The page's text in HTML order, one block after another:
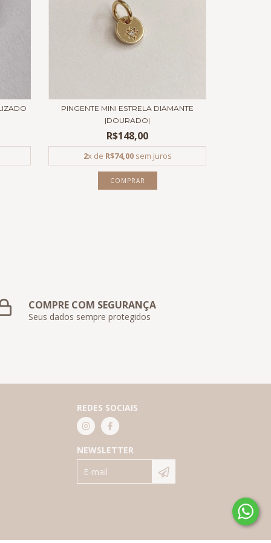
PINGENTE MINI ESTRELA DIAMANTE
|DOURADO|
R$148,00
2x de R$74,00sem juros
COMPRE COM SEGURANÇA
Seus dados sempre protegidos
REDES SOCIAIS
NEWSLETTER